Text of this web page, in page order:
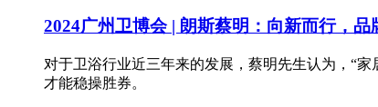
2024广州卫博会 | 朗斯蔡明：向新而行，品
对于卫浴行业近三年来的发展，蔡明先生认为，“
才能稳操胜券。